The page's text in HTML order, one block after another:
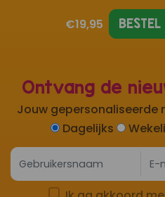
Ontvang de
Jouw gepersonaliseerde
Dagelijks
€19,95